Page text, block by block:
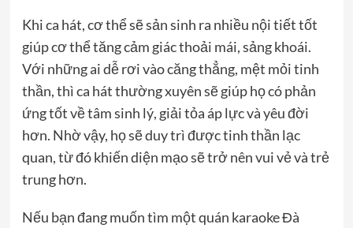
Khi ca hát, cơ thể sẽ sản sinh ra nhiều nội tiết tốt
giúp cơ thể tăng cảm giác thoải mái, sảng khoái.
Với những ai dễ rơi vào căng thẳng, mệt mỏi tinh
thần, thì ca hát thường xuyên sẽ giúp họ có phản
ứng tốt về tâm sinh lý, giải tỏa áp lực và yêu đời
hơn. Nhờ vậy, họ sẽ duy trì được tinh thần lạc
quan, từ đó khiến diện mạo sẽ trở nên vui vẻ và trẻ
trung hơn.
Nếu bạn đang muốn tìm một quán karaoke Đà